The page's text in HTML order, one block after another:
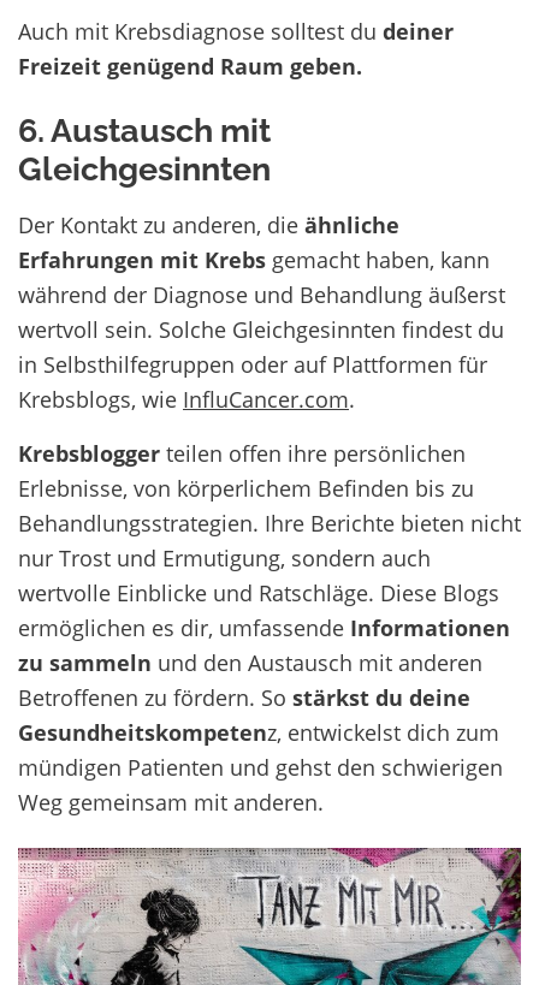
Auch mit Krebsdiagnose solltest du deiner
Freizeit genügend Raum geben.
6. Austausch mit
Gleichgesinnten
Der Kontakt zu anderen, die ähnliche
Erfahrungen mit Krebs gemacht haben, kann
während der Diagnose und Behandlung äußerst
wertvoll sein. Solche Gleichgesinnten findest du
in Selbsthilfegruppen oder auf Plattformen für
Krebsblogs, wie InfluCancer.com.
Krebsblogger teilen offen ihre persönlichen
Erlebnisse, von körperlichem Befinden bis zu
Behandlungsstrategien. Ihre Berichte bieten nicht
nur Trost und Ermutigung, sondern auch
wertvolle Einblicke und Ratschläge. Diese Blogs
ermöglichen es dir, umfassende Informationen
zu sammeln und den Austausch mit anderen
Betroffenen zu fördern. So stärkst du deine
Gesundheitskompetenz, entwickelst dich zum
mündigen Patienten und gehst den schwierigen
Weg gemeinsam mit anderen.